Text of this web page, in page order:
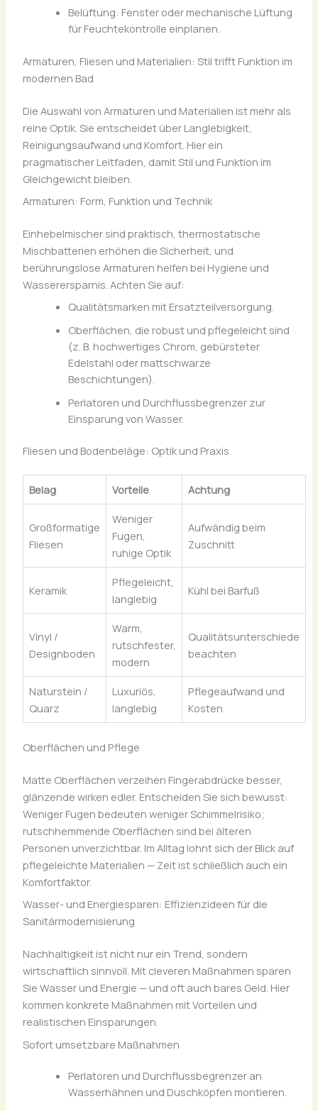
Belüftung: Fenster oder mechanische Lüftung
für Feuchtekontrolle einplanen.
Armaturen, Fliesen und Materialien: Stil trifft Funktion im
modernen Bad
Die Auswahl von Armaturen und Materialien ist mehr als
reine Optik. Sie entscheidet über Langlebigkeit,
Reinigungsaufwand und Komfort. Hier ein
pragmatischer Leitfaden, damit Stil und Funktion im
Gleichgewicht bleiben.
Armaturen: Form, Funktion und Technik
Einhebelmischer sind praktisch, thermostatische
Mischbatterien erhöhen die Sicherheit, und
berührungslose Armaturen helfen bei Hygiene und
Wasserersparnis. Achten Sie auf:
Qualitätsmarken mit Ersatzteilversorgung.
Oberflächen, die robust und pflegeleicht sind
(z. B. hochwertiges Chrom, gebürsteter
Edelstahl oder mattschwarze
Beschichtungen).
Perlatoren und Durchflussbegrenzer zur
Einsparung von Wasser.
Fliesen und Bodenbeläge: Optik und Praxis
Belag Vorteile Achtung
Großformatige
Fliesen
Weniger
Fugen,
ruhige Optik
Aufwändig beim
Zuschnitt
Keramik
Pflegeleicht,
langlebig
Kühl bei Barfuß
Vinyl /
Designboden
Warm,
rutschfester,
modern
Qualitätsunterschiede
beachten
Naturstein /
Quarz
Luxuriös,
langlebig
Pflegeaufwand und
Kosten
Oberflächen und Pflege
Matte Oberflächen verzeihen Fingerabdrücke besser,
glänzende wirken edler. Entscheiden Sie sich bewusst:
Weniger Fugen bedeuten weniger Schimmelrisiko;
rutschhemmende Oberflächen sind bei älteren
Personen unverzichtbar. Im Alltag lohnt sich der Blick auf
pflegeleichte Materialien — Zeit ist schließlich auch ein
Komfortfaktor.
Wasser- und Energiesparen: Effizienzideen für die
Sanitärmodernisierung
Nachhaltigkeit ist nicht nur ein Trend, sondern
wirtschaftlich sinnvoll. Mit cleveren Maßnahmen sparen
Sie Wasser und Energie — und oft auch bares Geld. Hier
kommen konkrete Maßnahmen mit Vorteilen und
realistischen Einsparungen.
Sofort umsetzbare Maßnahmen
Perlatoren und Durchflussbegrenzer an
Wasserhähnen und Duschköpfen montieren.